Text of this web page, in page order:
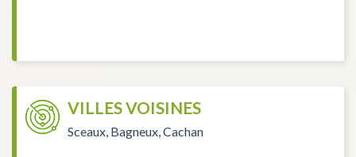
VILLES VOISINES
Sceaux, Bagneux, Cachan